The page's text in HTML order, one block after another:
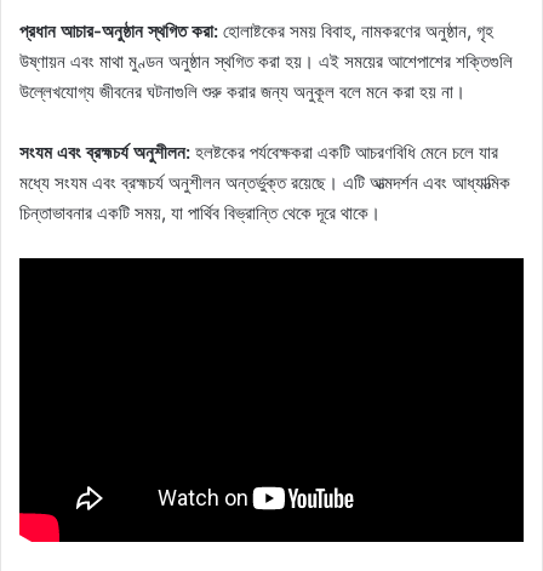
প্রধান আচার-অনুষ্ঠান স্থগিত করা: হোলাষ্টকের সময় বিবাহ, নামকরণের অনুষ্ঠান, গৃহ
উষ্ণায়ন এবং মাথা মুণ্ডন অনুষ্ঠান স্থগিত করা হয়। এই সময়ের আশেপাশের শক্তিগুলি
উল্লেখযোগ্য জীবনের ঘটনাগুলি শুরু করার জন্য অনুকূল বলে মনে করা হয় না।
সংযম এবং ব্রহ্মচর্য অনুশীলন: হলষ্টকের পর্যবেক্ষকরা একটি আচরণবিধি মেনে চলে যার
মধ্যে সংযম এবং ব্রহ্মচর্য অনুশীলন অন্তর্ভুক্ত রয়েছে। এটি আত্মদর্শন এবং আধ্যাত্মিক
চিন্তাভাবনার একটি সময়, যা পার্থিব বিভ্রান্তি থেকে দূরে থাকে।